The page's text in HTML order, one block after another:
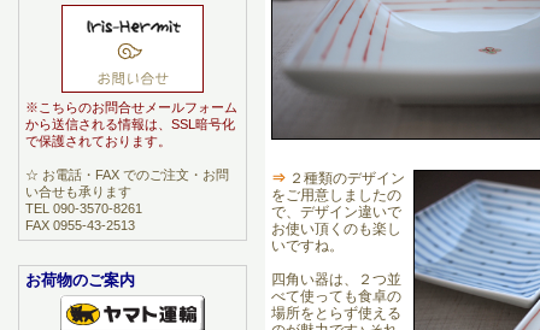
⇒ ２種類のデザイン
をご用意しましたの
で、デザイン違いで
お使い頂くのも楽し
いですね。
四角い器は、２つ並
べて使っても食卓の
場所をとらず使える
※こちらのお問合せメールフォーム
から送信される情報は、SSL暗号化
で保護されております。
☆ お電話・FAX でのご注文・お問
い合せも承ります
TEL 090-3570-8261
FAX 0955-43-2513
お荷物のご案内